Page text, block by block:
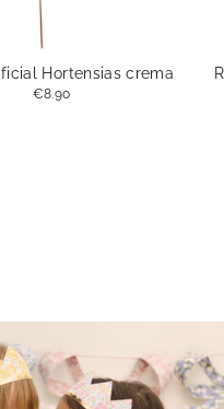
Hortensias crema
€8.90